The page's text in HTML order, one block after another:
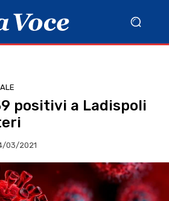
positivi a Ladispoli
03/2021